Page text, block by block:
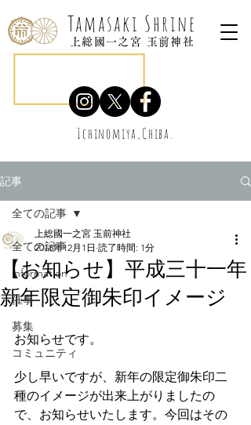
Tamasaki Shrine
上総國一之宮 玉前神社
Ichinomiya,Chiba.
記事
全ての記事
information
催事
募集
コミュニティ
全ての記事
【お知らせ】平成三十一年
新年限定御朱印イメージ
上総國一之宮 玉前神社
2018年12月1日 読了時間: 1分
お知らせです。⠀
少し早いですが、新年の限定御朱印二
種のイメージが出来上がりましたの
で、お知らせいたします。今回はその